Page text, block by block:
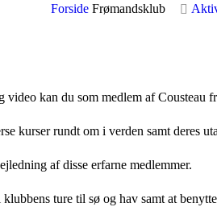
Forside Frømandsklub
video kan du som medlem af Cousteau
kurser rundt om i verden samt deres
af disse erfarne medlemmer.
ture til sø og hav samt at